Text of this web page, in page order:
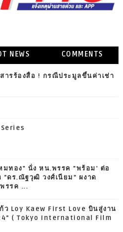
NEWS COMMENTS
ารร้องสื่อ ! กรณีประมูลขึ้นค่าเช่า
Series
ทอง" นั่ง หน.พรรค "พร้อม' ต่อ
"ดร.ณัฐวุฒิ วงศ์เนียม" ผงาด
รรค ...
ว Loy Kaew First Love บินสู่งาน
( Tokyo International Film